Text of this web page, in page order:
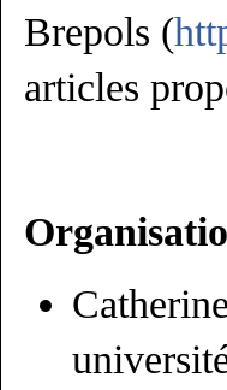
Brepols (
articles
O